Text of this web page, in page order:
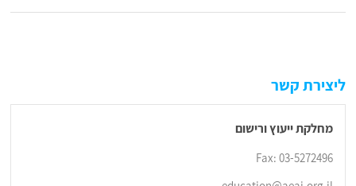
ליצירת קשר
מחלקת ייעוץ ורישום
Fax: 03-5272496